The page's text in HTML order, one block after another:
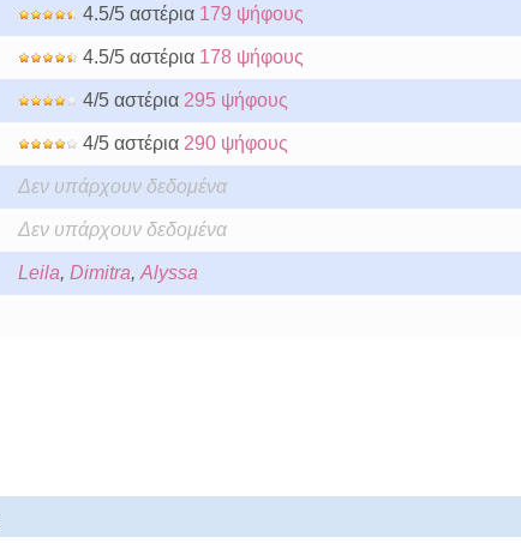
4.5/5 αστέρια 179 ψήφους
4.5/5 αστέρια 178 ψήφους
4/5 αστέρια 295 ψήφους
4/5 αστέρια 290 ψήφους
Δεν υπάρχουν δεδομένα
Δεν υπάρχουν δεδομένα
Leila, Dimitra, Alyssa